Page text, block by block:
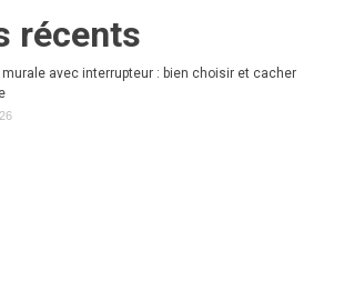
récents
murale avec interrupteur : bien choisir et cacher